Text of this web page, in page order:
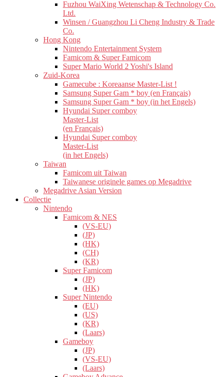
Fuzhou WaiXing Wetenschap & Technology Co.
Ltd.
Winsen / Guangzhou Li Cheng Industry & Trade
Co.
Hong Kong
Nintendo Entertainment System
Famicom & Super Famicom
Super Mario World 2 Yoshi's Island
Zuid-Korea
Gamecube : Koreaanse Master-List !
Samsung Super Gam * boy (en Français)
Samsung Super Gam * boy (in het Engels)
Hyundai Super comboy
Master-List
(en Français)
Hyundai Super comboy
Master-List
(in het Engels)
Taiwan
Famicom uit Taiwan
Taiwanese originele games op Megadrive
Megadrive Asian Version
Collectie
Nintendo
Famicom & NES
(VS-EU)
(JP)
(HK)
(CH)
(KR)
Super Famicom
(JP)
(HK)
Super Nintendo
(EU)
(US)
(KR)
(Laars)
Gameboy
(JP)
(VS-EU)
(Laars)